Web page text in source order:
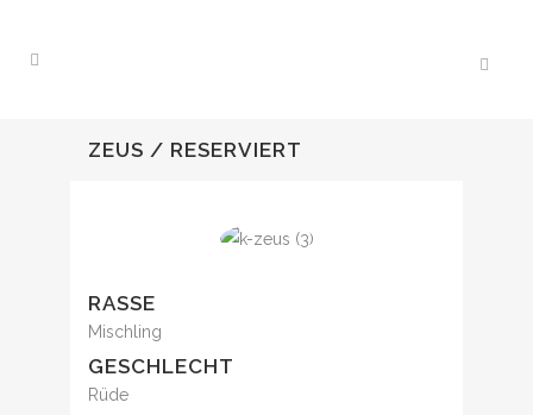
ZEUS / RESERVIERT
RASSE
Mischling
GESCHLECHT
Rüde